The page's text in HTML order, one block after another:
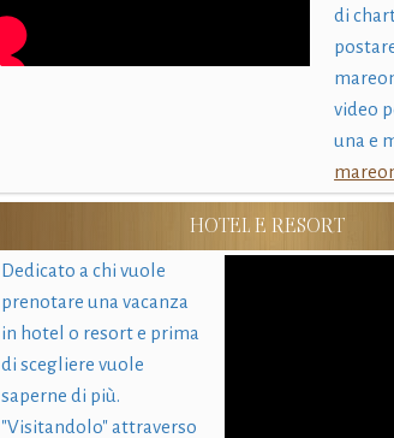
di
video
una e
HOTEL E RESORT
Dedicato a chi vuole
prenotare una vacanza
in hotel o resort e prima
di scegliere vuole
saperne di più.
"Visitandolo" attraverso